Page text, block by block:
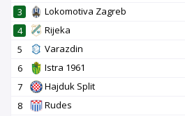
3
Lokomotiva Zagreb
4
Rijeka
5
Varazdin
6
Istra 1961
7
Hajduk Split
8
Rudes